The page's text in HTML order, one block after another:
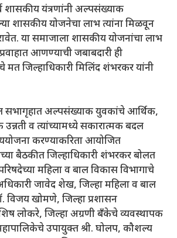
शासकीय यंत्रणांनी अल्पसंख्याक
शासकीय योजनेचा लाभ त्यांना मिळवून
या समाजाला शासकीय योजनांचा लाभ
आणण्याची जबाबदारी ही
मत जिल्हाधिकारी मिलिंद शंभरकर यांनी
सभागृहात अल्पसंख्याक युवकांचे आर्थिक,
व त्यांच्यामध्ये सकारात्मक बदल
करण्याकरिता आयोजित
बैठकीत जिल्हाधिकारी शंभरकर बोलत
महिला व बाल विकास विभागाचे
जावेद शेख, जिल्हा महिला व बाल
विजय खोमणे, जिल्हा प्रशासन
लोकरे, जिल्हा अग्रणी बँकेचे व्यवस्थापक
उपायुक्त श्री. घोलप, कौशल्य